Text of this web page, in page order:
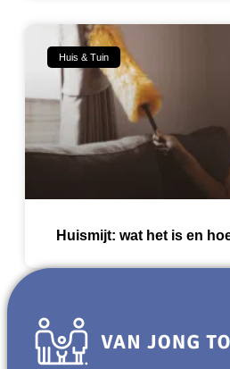
Huis & Tuin
Huismijt: wat het is en